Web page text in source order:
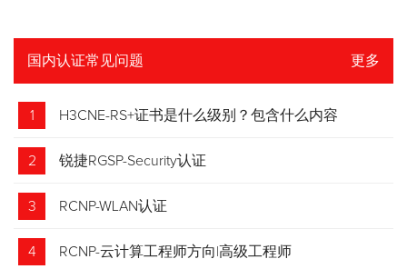
国内认证常见问题 更多
1 H3CNE-RS+证书是什么级别？包含什么内容
2 锐捷RGSP-Security认证
3 RCNP-WLAN认证
4 RCNP-云计算工程师方向|高级工程师